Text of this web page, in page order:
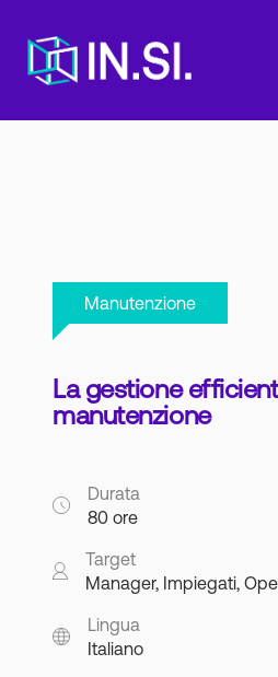
Manutenzione
La gestione
manutenzione
Durata
80 ore
Target
Manager, Impiegati,
Lingua
Italiano